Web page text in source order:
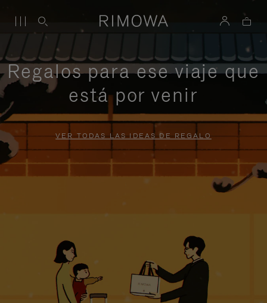
Regalos para ese viaje que
está por venir
VER TODAS LAS IDEAS DE REGALO